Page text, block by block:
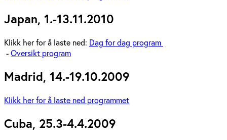
Japan, 1.-13.11.2010
Klikk her for å laste ned: Dag for dag program
-Oversikt program
Madrid, 14.-19.10.2009
Klikk her for å laste ned programmet
Cuba, 25.3-4.4.2009